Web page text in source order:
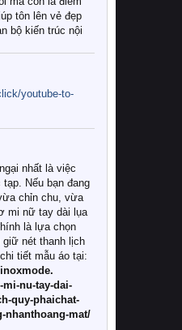
tôn lên vẻ đẹp
bộ kiến trúc nội
đa dạng
và mẫu mã
nào để chọn
ga gối đệm cao
phù hợp với
sử dụng của gia
tôi đi tìm lời
bài viết dưới đây.
hiện đại lại ưa
đệm cao cấp?
sản phẩm thông
ga gối đệm
trình sản xuất
chọn lọc nguyên
nghệ dệt
chứa hóa chất
youtube-to-
nhất là việc
Nếu bạn đang
chỉn chu, vừa
mi nữ tay dài lụa
là lựa chọn
giữ nét thanh lịch
tiết mẫu áo tại:
nu-tay-dai-
quy-phaichat-
nhanthoang-mat/